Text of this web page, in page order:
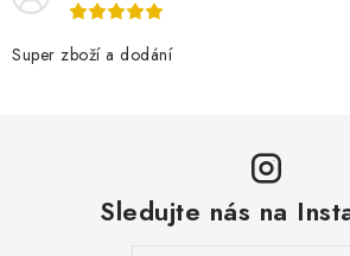
Super zboží a dodání
Sledujte nás na